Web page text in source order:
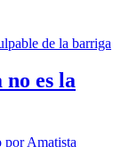
es la